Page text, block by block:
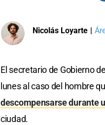
Nicolás Loyarte |
El secretario de Gobierno
lunes al caso del hombre
descompensarse durante
ciudad.